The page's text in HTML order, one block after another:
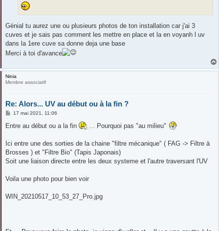
Génial tu aurez une ou plusieurs photos de ton installation car j'ai 3
cuves et je sais pas comment les mettre en place et la en voyanh l uv
dans la 1ere cuve sa donne deja une base
Merci à toi d'avance
Ninia
Membre associatif
Re: Alors... UV au début ou à la fin ?
M
s
g
17 mai 2021, 11:06
Entre au début ou a la fin ... Pourquoi pas "au milieu"
Ici entre une des sorties de la chaine "filtre mécanique" ( FAG -> Filtre à
Brosses ) et "Filtre Bio" (Tapis Japonais)
Soit une liaison directe entre les deux systeme et l'autre traversant l'UV
Voila une photo pour bien voir
WIN_20210517_10_53_27_Pro.jpg